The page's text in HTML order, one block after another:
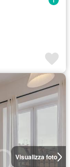
Visualizza foto